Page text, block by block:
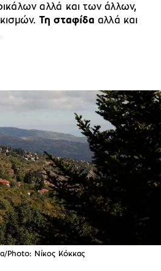
αλλά και των άλλων,
Τη σταφίδα αλλά και
Photo: Νίκος Κόκκας